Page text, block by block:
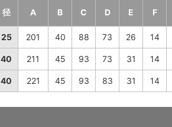
径 A B C D E F
25 201 40 88 73 26 14
40 211 45 93 73 31 14
40 221 45 93 83 31 14